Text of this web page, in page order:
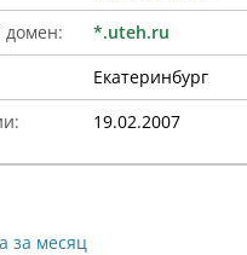
*.uteh.ru
Екатеринбург
19.02.2007
за месяц